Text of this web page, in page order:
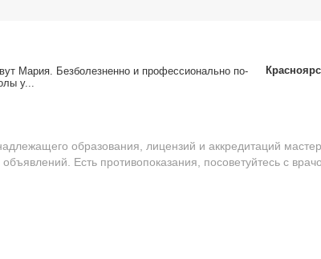
Ма­рия. Без­бо­лез­нен­но и про­фес­сио­наль­но по­
у...
образования, лицензий и аккредитаций
Есть противопоказания, посоветуйтесь с